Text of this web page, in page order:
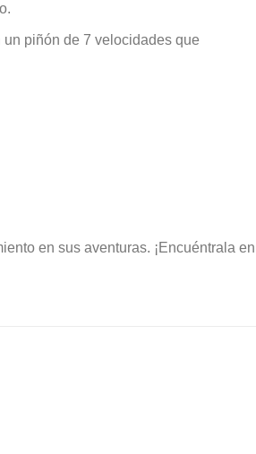
piñón de 7 velocidades que
en sus aventuras. ¡Encuéntrala en